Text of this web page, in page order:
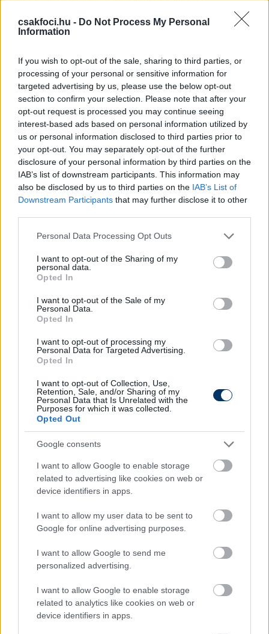
csakfoci.hu - Do Not Process My Personal
Information
If you wish to opt-out of the sale, sharing to third parties, or
processing of your personal or sensitive information for
targeted advertising by us, please use the below opt-out
section to confirm your selection. Please note that after your
opt-out request is processed you may continue seeing
interest-based ads based on personal information utilized by
us or personal information disclosed to third parties prior to
your opt-out. You may separately opt-out of the further
disclosure of your personal information by third parties on the
IAB’s list of downstream participants. This information may
also be disclosed by us to third parties on the IAB’s List of
Downstream Participants that may further disclose it to other
Please note that this website/app uses one or more Google
not limited to your visit or usage behaviour. You may click to
grant or deny consent to Google and its third-party tags to
use your data for below specified purposes in below Google
consent section.
Personal Data Processing Opt Outs
I want to opt-out of the Sharing of my
personal data.
Opted In
I want to opt-out of the Sale of my
Personal Data.
Opted In
I want to opt-out of processing my
Personal Data for Targeted Advertising.
Opted In
I want to opt-out of Collection, Use,
Retention, Sale, and/or Sharing of my
Personal Data that Is Unrelated with the
Purposes for which it was collected.
Opted Out
Google consents
I want to allow Google to enable storage
related to advertising like cookies on web or
device identifiers in apps.
I want to allow my user data to be sent to
Google for online advertising purposes.
I want to allow Google to send me
personalized advertising.
I want to allow Google to enable storage
related to analytics like cookies on web or
device identifiers in apps.
találkozónak a Haladás Stadionja ad otthont, a
mérkőzést június 9-én 20:00-tól rendezik.
vezette -először dolgozhat felnőtt válogatott
mérkőzésen , az idei szezonban U17-es és U21-es Eb-
selejtezős találkozón dirigált.
Azerbajdzsán másik mérkőzésén, melyet Málta ellen
játszanak 4 nappal korábban 20:00-tól, szintén
magyar játékvezetői delegáció működhet közre. A
35 esztendős Káprály Mihály vezeti a találkozót,
munkáját Buzás Balázs és Belicza Bence segíti, a
negyedik játékvezető pedig Bognár Tamás lesz. A
találkozó helyszíne szintén a szombathelyi Haladás
Stadion.
Megszólalt a Lok újdonsült
vezetőedzője: "Az egyik legnagyobb
emberi gyengeség, hogy..."
Gert Remmel elmondása szerint rendkívül nehéz döntés
volt számára elhagyni a lublini klubot és a közösséget,
amelyhez szoros kapcsolat fűzte.
Elolvasom
Itt állíthatod be, hogy a Csakfoci az elsők
Tetszett a cikk? Megosztanád?